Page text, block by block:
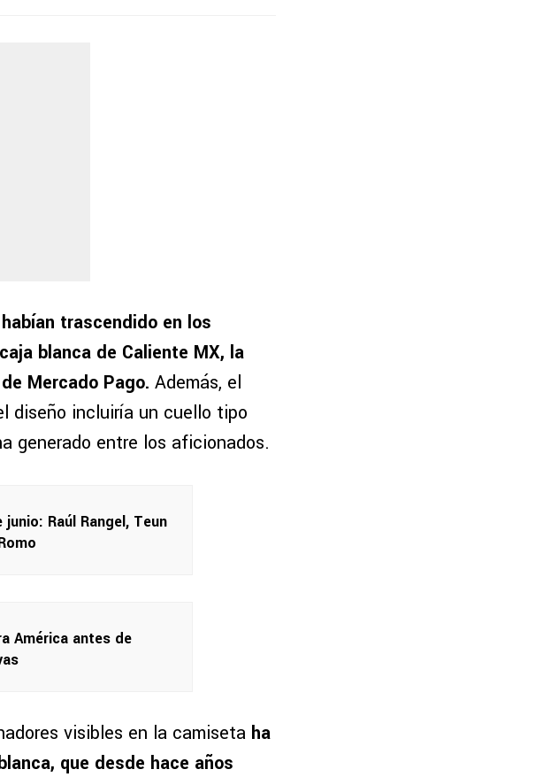
trascendido en los
blanca de Caliente MX, la
Mercado Pago. Además, el
diseño incluiría un cuello tipo
generado entre los aficionados.
Raúl Rangel, Teun
América antes de
visibles en la camiseta ha
que desde hace años